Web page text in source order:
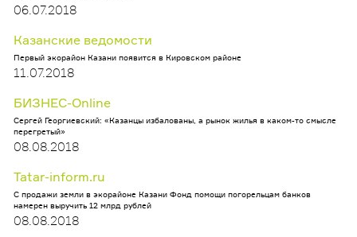
06.07.2018
Казанские ведомости
Первый экорайон Казани появится в Кировском районе
11.07.2018
БИЗНЕС-Online
Сергей Георгиевский: «Казанцы избалованы, а рынок жилья в каком-то смысле
перегретый»
08.08.2018
Tatar-inform.ru
С продажи земли в экорайоне Казани Фонд помощи погорельцам банков
намерен выручить 12 млрд рублей
08.08.2018